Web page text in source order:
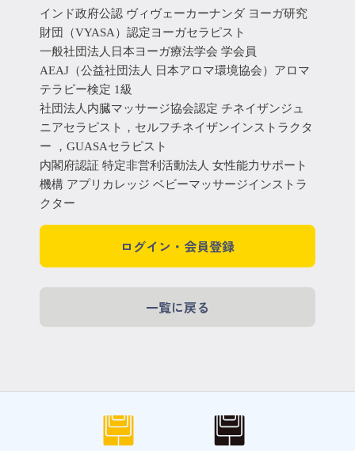
インド政府公認 ヴィヴェーカーナンダ ヨーガ研究
財団（VYASA）認定ヨーガセラピスト
一般社団法人日本ヨーガ療法学会 学会員
AEAJ（公益社団法人 日本アロマ環境協会）アロマ
テラピー検定 1級
社団法人内臓マッサージ協会認定 チネイザンジュ
ニアセラピスト，セルフチネイザンインストラクタ
ー ，GUASAセラピスト
内閣府認証 特定非営利活動法人 女性能力サポート
機構 アプリカレッジ ベビーマッサージインストラ
クター
ログイン・会員登録
一覧に戻る